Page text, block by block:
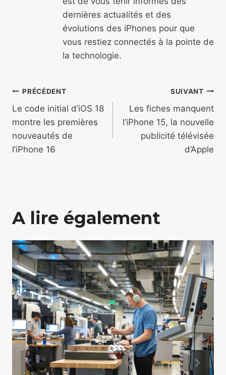
dernières actualités et des
évolutions des iPhones pour que
vous restiez connectés à la pointe de
la technologie.
Navigation
de
l’article
PRÉCÉDENT
Le code initial d’iOS 18
montre les premières
nouveautés de
l’iPhone 16
SUIVANT
Les fiches manquent
l’iPhone 15, la nouvelle
publicité télévisée
d’Apple
A lire également